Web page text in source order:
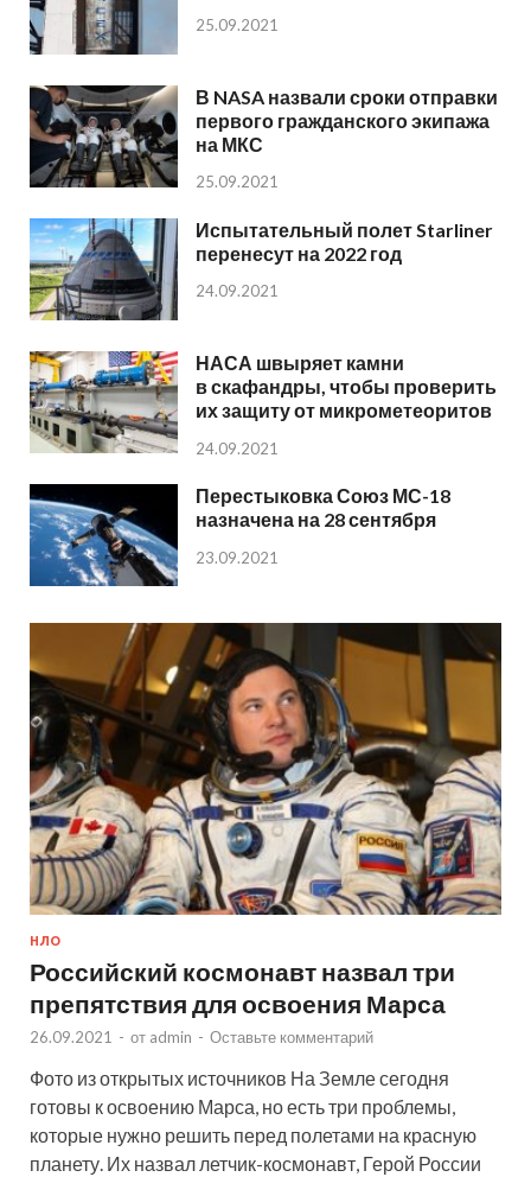
25.09.2021
В NASA назвали сроки отправки
первого гражданского экипажа
на МКС
25.09.2021
Испытательный полет Starliner
перенесут на 2022 год
24.09.2021
НАСА швыряет камни
в скафандры, чтобы проверить
их защиту от микрометеоритов
24.09.2021
Перестыковка Союз МС-18
назначена на 28 сентября
23.09.2021
НЛО
Российский космонавт назвал три
препятствия для освоения Марса
26.09.2021 - от admin - Оставьте комментарий
Фото из открытых источников На Земле сегодня
готовы к освоению Марса, но есть три проблемы,
которые нужно решить перед полетами на красную
планету. Их назвал летчик-космонавт, Герой России